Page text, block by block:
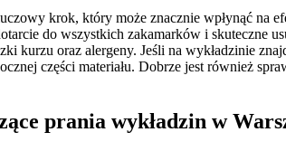
krok, który może znacznie wpłynąć na
do wszystkich zakamarków i skuteczne
kurzu oraz alergeny. Jeśli na wykładzinie
części materiału. Dobrze jest również
prania wykładzin w